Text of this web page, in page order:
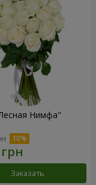
Нимфа"
Заказать